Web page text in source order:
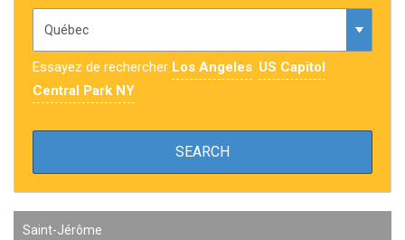
Essayez de rechercher Los Angeles US Capitol
Central Park NY
Saint-Jérôme